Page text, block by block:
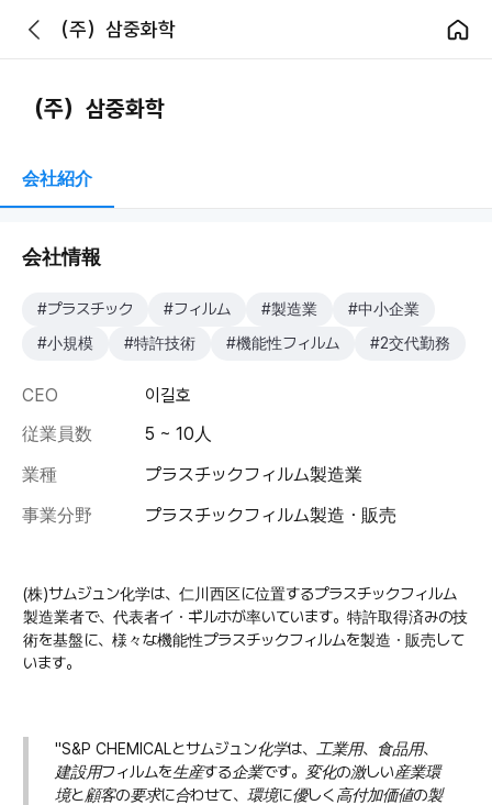
（주）삼중화학
（주）삼중화학
会社紹介
会社情報
#プラスチック #フィルム #製造業
#中小企業
#小規模
#特許技術 #機能性フィルム #2交代勤務
CEO
이길호
従業員数
5 ~ 10人
業種
プラスチックフィルム製造業
事業分野
プラスチックフィルム製造・販売
(株)サムジュン化学は、仁川西区に位置するプラスチックフィルム
製造業者で、代表者イ・ギルホが率いています。特許取得済みの技
術を基盤に、様々な機能性プラスチックフィルムを製造・販売して
います。
"S&P CHEMICALとサムジュン化学は、工業用、食品用、
建設用フィルムを生産する企業です。変化の激しい産業環
境と顧客の要求に合わせて、環境に優しく高付加価値の製